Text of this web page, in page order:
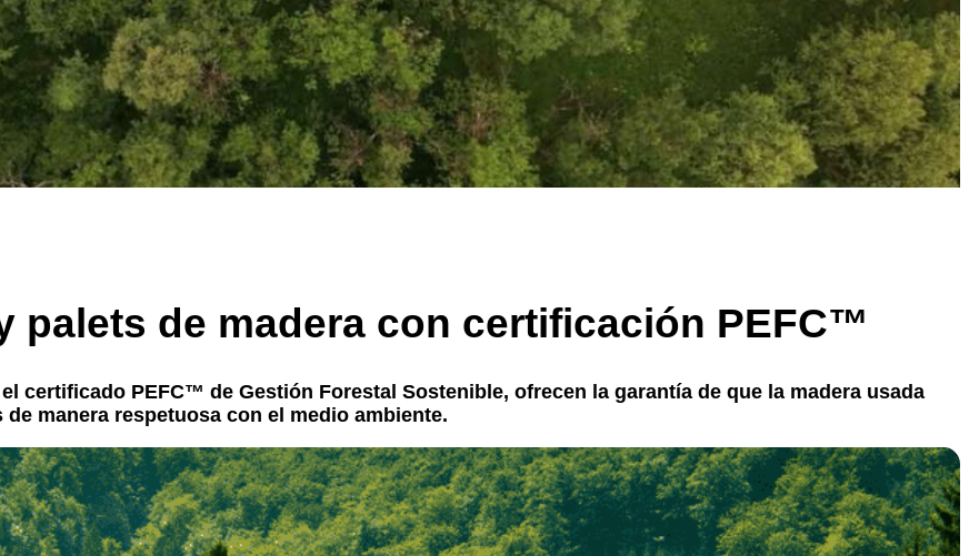
palets de madera con certificación PEFC™
certificado PEFC™ de Gestión Forestal Sostenible, ofrecen la garantía de que la madera usada
manera respetuosa con el medio ambiente.